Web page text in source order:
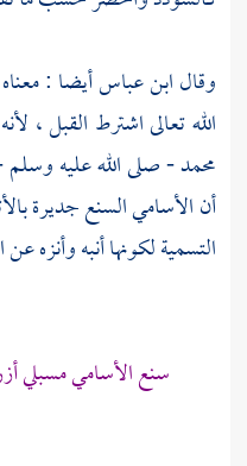
وقالابن عباسأيضا :
الله تعالى اشترط القبل ،
محمد- صلى الله عليه
أن الأسامي السنع جديرة
التسمية لكونها أنبه وأنزه
سنع الأسامي مسبلي